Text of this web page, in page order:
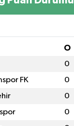
O
0
FK 0
0
0